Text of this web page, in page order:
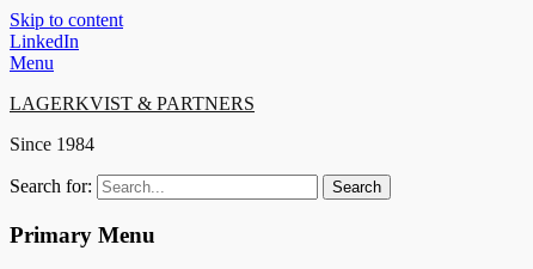
Skip to content
LinkedIn
Menu
LAGERKVIST & PARTNERS
Since 1984
Search for:
Primary Menu